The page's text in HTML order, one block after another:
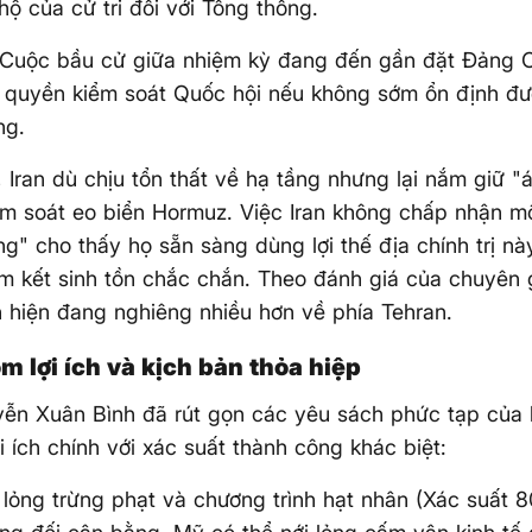
của cử tri đối với Tổng thống.
bầu cử giữa nhiệm kỳ đang đến gần đặt Đảng
kiểm soát Quốc hội nếu không sớm ổn định
Iran dù chịu tổn thất về hạ tầng nhưng lại nắm giữ
soát eo biển Hormuz. Việc Iran không chấp nhận
cho thấy họ sẵn sàng dùng lợi thế địa chính trị
kết sinh tồn chắc chắn. Theo đánh giá của chuyên
hiện đang nghiêng nhiều hơn về phía Tehran.
lợi ích và kịch bản thỏa hiệp
Xuân Bình đã rút gọn các yêu sách phức tạp của
ích chính với xác suất thành công khác biệt:
lỏng trừng phạt và chương trình hạt nhân (Xác suất